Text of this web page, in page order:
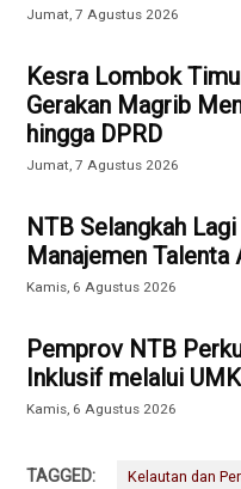
Jumat, 7 Agustus 2026
Kesra Lombok
Gerakan Magrib
hingga DPRD
Jumat, 7 Agustus 2026
NTB Selangkah
Manajemen Talenta
Kamis, 6 Agustus 2026
Pemprov NTB
Inklusif melalui
Kamis, 6 Agustus 2026
TAGGED: Kelautan dan